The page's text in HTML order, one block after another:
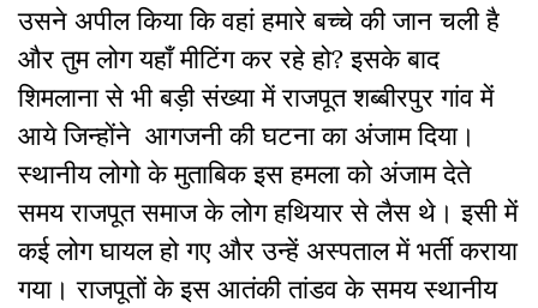
उसने अपील किया कि वहां हमारे बच्चे की जान चली है
और तुम लोग यहाँ मीटिंग कर रहे हो? इसके बाद
शिमलाना से भी बड़ी संख्या में राजपूत शब्बीरपुर गांव में
आये जिन्होंने आगजनी की घटना का अंजाम दिया।
स्थानीय लोगो के मुताबिक इस हमला को अंजाम देते
समय राजपूत समाज के लोग हथियार से लैस थे। इसी में
कई लोग घायल हो गए और उन्हें अस्पताल में भर्ती कराया
गया। राजपूतों के इस आतंकी तांडव के समय स्थानीय